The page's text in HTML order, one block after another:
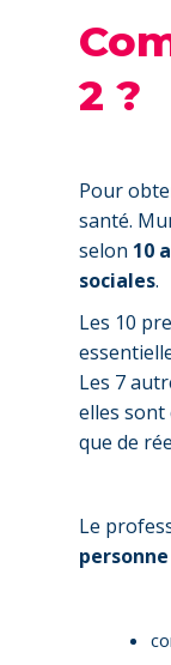
2 ?
Pour
santé.
selon 10
sociales.
Les 10
Les 7
elles sont
que de
Le